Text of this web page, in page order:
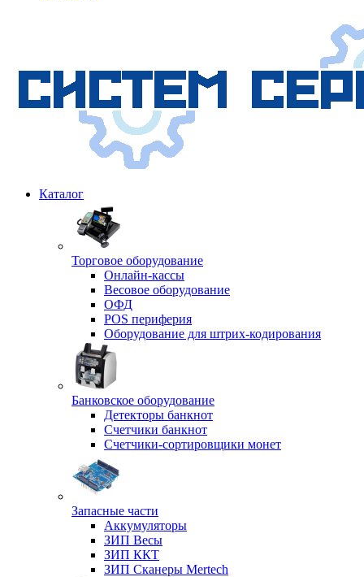
Каталог
Торговое оборудование
Онлайн-кассы
Весовое оборудование
ОФД
POS периферия
Оборудование для штрих-кодирования
Банковское оборудование
Детекторы банкнот
Счетчики банкнот
Счетчики-сортировщики монет
Запасные части
Аккумуляторы
ЗИП Весы
ЗИП ККТ
ЗИП Сканеры Mertech